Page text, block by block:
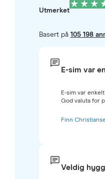
Utmerket
Basert på 105 198
E-sim var
E-sim var
God valuta for
Finn
Veldig